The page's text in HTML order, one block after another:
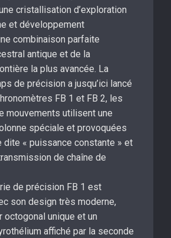
cristallisation d’exploration
et développement
combinaison parfaite
antique et de la
la plus avancée. La
de précision a jusqu’ici lancé
FB 1 et FB 2, les
mouvements utilisent une
spéciale et provoquées
dite « puissance constante » et
de chaîne de
de précision FB 1 est
son design très moderne,
octogonal unique et un
affiché par la seconde